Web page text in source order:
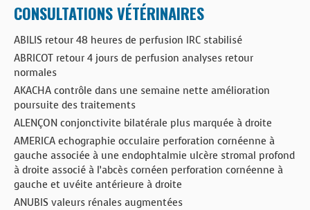
CONSULTATIONS VÉTÉRINAIRES
ABILIS retour 48 heures de perfusion IRC stabilisé
ABRICOT retour 4 jours de perfusion analyses retour
normales
AKACHA contrôle dans une semaine nette amélioration
poursuite des traitements
ALENÇON conjonctivite bilatérale plus marquée à droite
AMERICA echographie occulaire perforation cornéenne à
gauche associée à une endophtalmie ulcère stromal profond
à droite associé à l’abcès cornéen perforation cornéenne à
gauche et uvéite antérieure à droite
ANUBIS valeurs rénales augmentées